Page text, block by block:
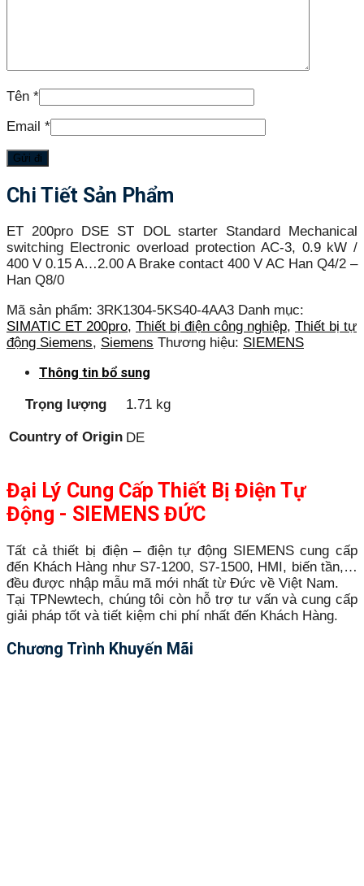
Tên *
Email *
Chi Tiết Sản Phẩm
ET 200pro DSE ST DOL starter Standard Mechanical
switching Electronic overload protection AC-3, 0.9 kW /
400 V 0.15 A…2.00 A Brake contact 400 V AC Han Q4/2 –
Han Q8/0
Mã sản phẩm: 3RK1304-5KS40-4AA3 Danh mục:
SIMATIC ET 200pro, Thiết bị điện công nghiệp, Thiết bị tự
động Siemens, Siemens Thương hiệu: SIEMENS
Thông tin bổ sung
Trọng lượng 1.71 kg
Country of Origin DE
Đại Lý Cung Cấp Thiết Bị Điện Tự
Động - SIEMENS ĐỨC
Tất cả thiết bị điện – điện tự động SIEMENS cung cấp
đến Khách Hàng như S7-1200, S7-1500, HMI, biến tần,…
đều được nhập mẫu mã mới nhất từ Đức về Việt Nam.
Tại TPNewtech, chúng tôi còn hỗ trợ tư vấn và cung cấp
giải pháp tốt và tiết kiệm chi phí nhất đến Khách Hàng.
Chương Trình Khuyến Mãi